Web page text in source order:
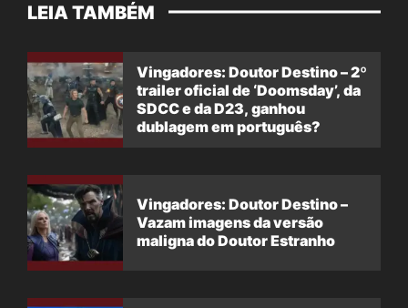
LEIA TAMBÉM
Vingadores: Doutor Destino – 2º
trailer oficial de ‘Doomsday’, da
SDCC e da D23, ganhou
dublagem em português?
Vingadores: Doutor Destino –
Vazam imagens da versão
maligna do Doutor Estranho